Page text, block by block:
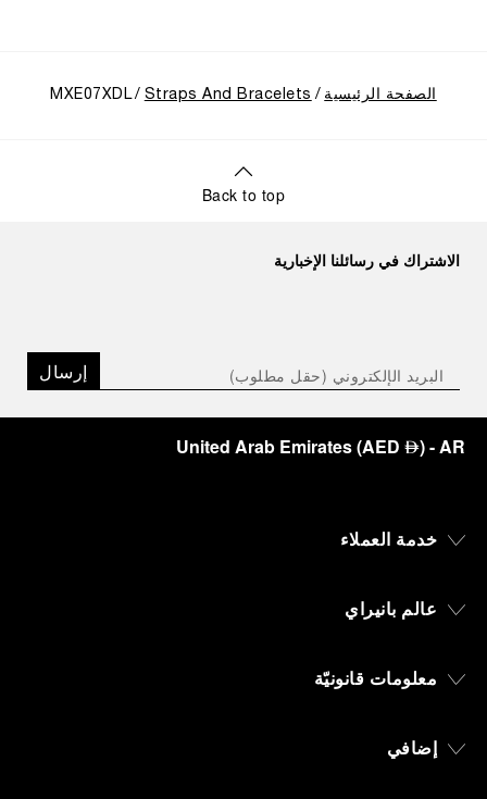
الصفحة الرئيسية Straps And Bracelets
MXE07XDL
Back to top
الاشتراك في رسائلنا الإخبارية
إرسال
United Arab Emirates(AED ⃃)- AR
خدمة العملاء
عالم بانيراي
معلومات قانونيّة
إضافي